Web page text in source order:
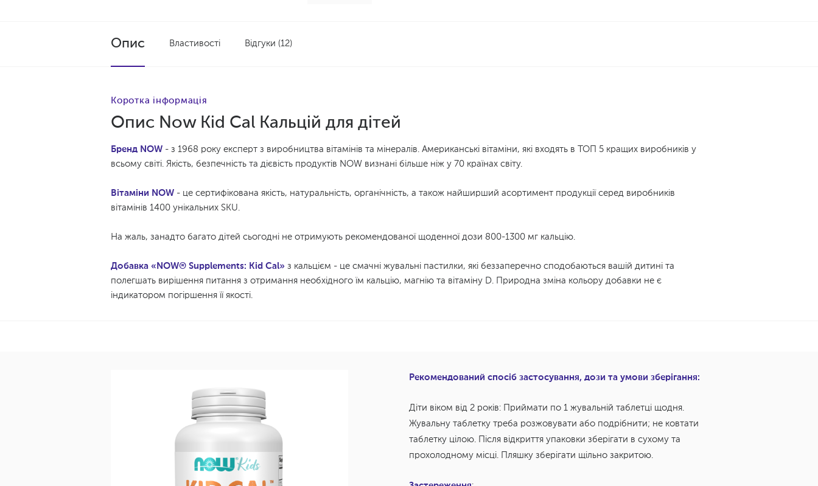
Опис Властивості Відгуки (12)
Коротка інформація
Опис Now Kid Cal Кальцій для дітей
Бренд NOW - з 1968 року експерт з виробництва вітамінів та мінералів. Американські вітаміни, які входять в ТОП 5 кращих виробників у
всьому світі. Якість, безпечність та дієвість продуктів NOW визнані більше ніж у 70 країнах світу.
Вітаміни NOW - це сертифікована якість, натуральність, органічність, а також найширший асортимент продукції серед виробників
вітамінів 1400 унікальних SKU.
На жаль, занадто багато дітей сьогодні не отримують рекомендованої щоденної дози 800-1300 мг кальцію.
Добавка «NOW® Supplements: Kid Cal» з кальцієм - це смачні жувальні пастилки, які беззаперечно сподобаються вашій дитині та
полегшать вирішення питання з отримання необхідного їм кальцію, магнію та вітаміну D. Природна зміна кольору добавки не є
індикатором погіршення її якості.
Рекомендований спосіб застосування, дози та умови зберігання:
Діти віком від 2 років: Приймати по 1 жувальній таблетці щодня.
Жувальну таблетку треба розжовувати або подрібнити; не ковтати
таблетку цілою. Після відкриття упаковки зберігати в сухому та
прохолодному місці. Пляшку зберігати щільно закритою.